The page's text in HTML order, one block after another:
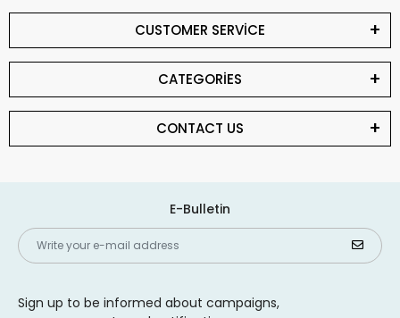
CUSTOMER SERVİCE
CATEGORİES
CONTACT US
E-Bulletin
Sign up to be informed about campaigns,